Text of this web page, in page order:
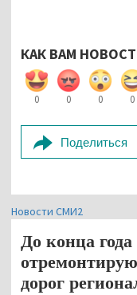
КАК ВАМ
0 0 0 0
Поделиться
Новости СМИ2
До конца
дорог